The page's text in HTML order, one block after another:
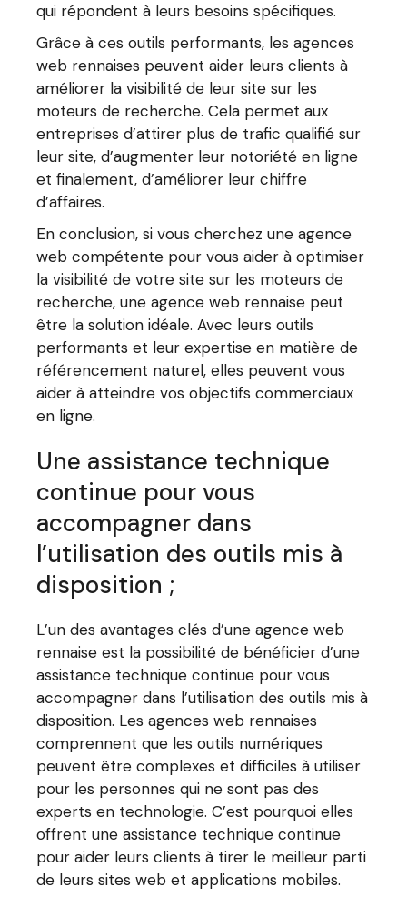
qui répondent à leurs besoins spécifiques.
Grâce à ces outils performants, les agences
web rennaises peuvent aider leurs clients à
améliorer la visibilité de leur site sur les
moteurs de recherche. Cela permet aux
entreprises d’attirer plus de trafic qualifié sur
leur site, d’augmenter leur notoriété en ligne
et finalement, d’améliorer leur chiffre
d’affaires.
En conclusion, si vous cherchez une agence
web compétente pour vous aider à optimiser
la visibilité de votre site sur les moteurs de
recherche, une agence web rennaise peut
être la solution idéale. Avec leurs outils
performants et leur expertise en matière de
référencement naturel, elles peuvent vous
aider à atteindre vos objectifs commerciaux
en ligne.
Une assistance technique
continue pour vous
accompagner dans
l’utilisation des outils mis à
disposition ;
L’un des avantages clés d’une agence web
rennaise est la possibilité de bénéficier d’une
assistance technique continue pour vous
accompagner dans l’utilisation des outils mis à
disposition. Les agences web rennaises
comprennent que les outils numériques
peuvent être complexes et difficiles à utiliser
pour les personnes qui ne sont pas des
experts en technologie. C’est pourquoi elles
offrent une assistance technique continue
pour aider leurs clients à tirer le meilleur parti
de leurs sites web et applications mobiles.